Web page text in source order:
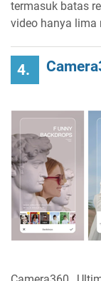
termasuk batas
video hanya lima
4.